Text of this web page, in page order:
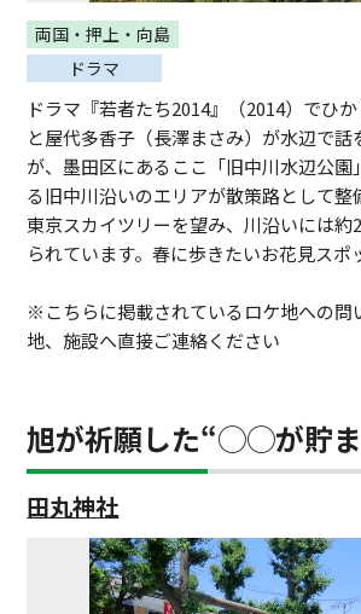
両国・押上・向島
ドラマ
ドラマ『若者たち2014』（2014）でひか
と屋代多香子（長澤まさみ）が水辺で話
が、墨田区にあるここ「旧中川水辺公園
る旧中川沿いのエリアが散策路として整
東京スカイツリーを望み、川沿いには約
られています。春に歩きたいお花見スポ
※こちらに掲載されているロケ地への問
地、施設へ直接ご連絡ください
旭が祈願した“◯◯が貯
田丸神社